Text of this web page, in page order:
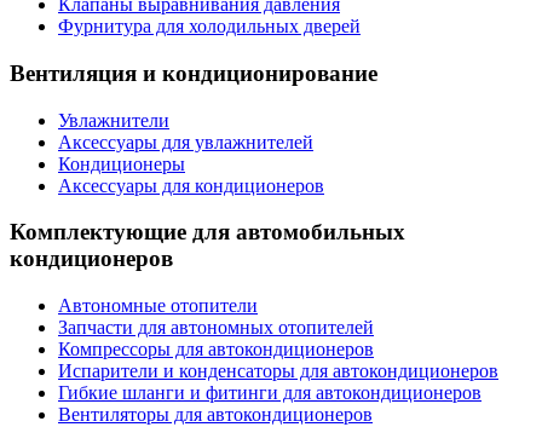
Клапаны выравнивания давления
Фурнитура для холодильных дверей
Вентиляция и кондиционирование
Увлажнители
Аксессуары для увлажнителей
Кондиционеры
Аксессуары для кондиционеров
Комплектующие для автомобильных
кондиционеров
Автономные отопители
Запчасти для автономных отопителей
Компрессоры для автокондиционеров
Испарители и конденсаторы для автокондиционеров
Гибкие шланги и фитинги для автокондиционеров
Вентиляторы для автокондиционеров